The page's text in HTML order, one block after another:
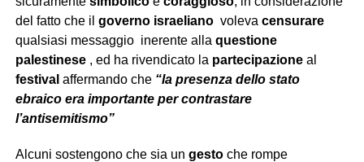
del fatto che il governo israelianovoleva censurare
qualsiasi messaggio inerente alla questione
palestinese, ed ha rivendicato la partecipazioneal
festival affermando che “la presenza dello stato
ebraico era importante per contrastare
l’antisemitismo”
Alcuni sostengono che sia un gestoche rompe